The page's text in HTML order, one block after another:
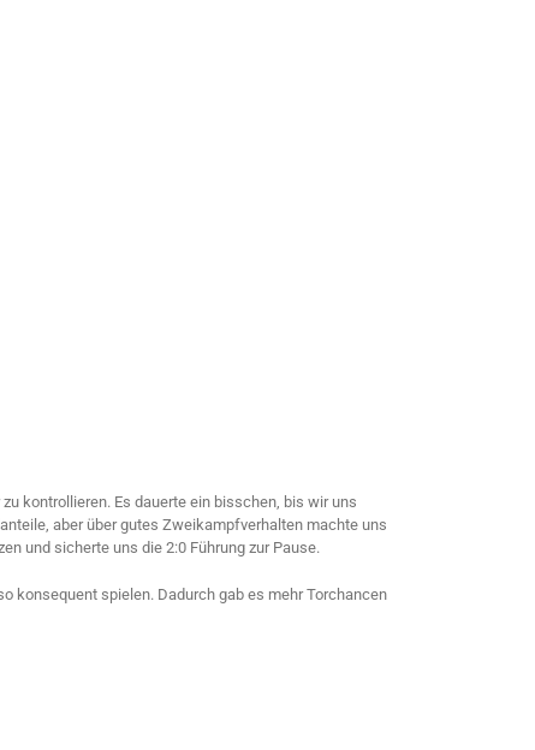
kontrollieren. Es dauerte ein bisschen, bis wir uns
aber über gutes Zweikampfverhalten machte uns
und sicherte uns die 2:0 Führung zur Pause.
konsequent spielen. Dadurch gab es mehr Torchancen